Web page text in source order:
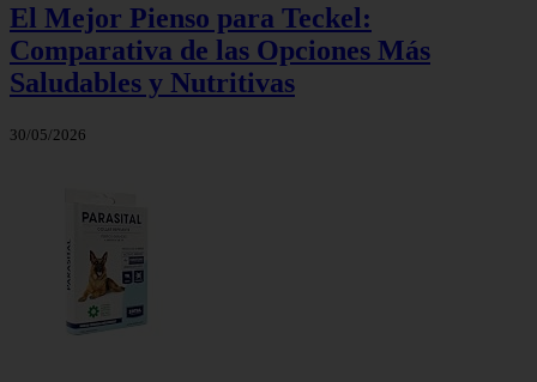
El Mejor Pienso para Teckel:
Comparativa de las Opciones Más
Saludables y Nutritivas
30/05/2026